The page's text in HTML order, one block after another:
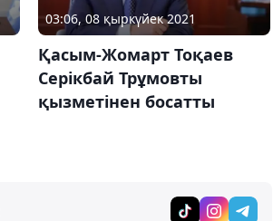
03:06, 08 қыркүйек 2021
Қасым-Жомарт Тоқаев
Серікбай Трұмовты
қызметінен босатты